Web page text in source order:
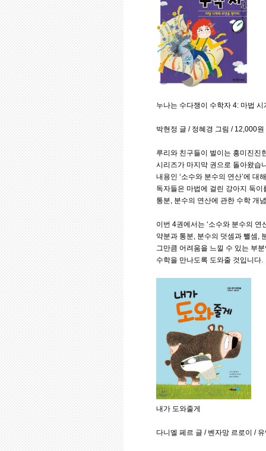
누나는 수다쟁이 수학자 4: 마법
박현정 글 / 정혜경 그림 / 12,000
루리와 친구들이 벌이는 흥미진진
시리즈가 마지막 권으로 돌아왔습
내용인 ‘소수와 분수의 연산’에
독자들은 마법에 걸린 강아지 둑
통분, 분수의 연산에 관한 수학 개
이번 4권에서는 ‘소수와 분수의
약분과 통분, 분수의 덧셈과 뺄셈,
그만큼 어려움을 느낄 수 있는 부
수학을 만나도록 도와줄 것입니다.
내가 도와줄게
다니엘 페르 글 / 벤자망 르로이 /